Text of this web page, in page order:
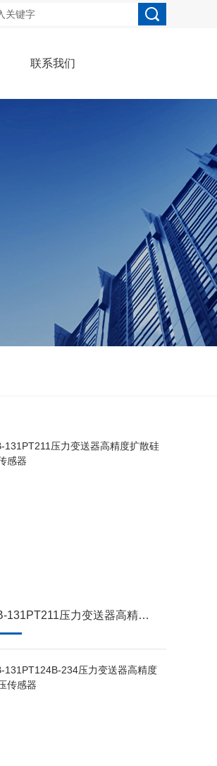
联系我们
YB-131PT211压力变送器高精度扩散硅液压传感器